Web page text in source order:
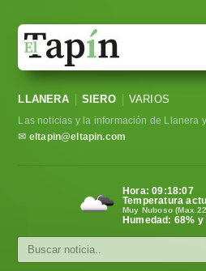
Sociedad
Política
Cultura
LLANERA SIERO VARIOS
Las noticias y la información de Llanera
✉ eltapin@eltapin.com
Hora:09:18:08
Temperatura
Muy Nuboso
Humedad: 68%